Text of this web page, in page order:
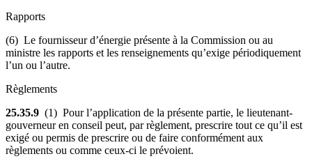
Rapports
(6) Le fournisseur d’énergie présente à la Commission ou au
ministre les rapports et les renseignements qu’exige périodiquement
l’un ou l’autre.
Règlements
25.35.9 (1) Pour l’application de la présente partie, le lieutenant-
gouverneur en conseil peut, par règlement, prescrire tout ce qu’il est
exigé ou permis de prescrire ou de faire conformément aux
règlements ou comme ceux-ci le prévoient.